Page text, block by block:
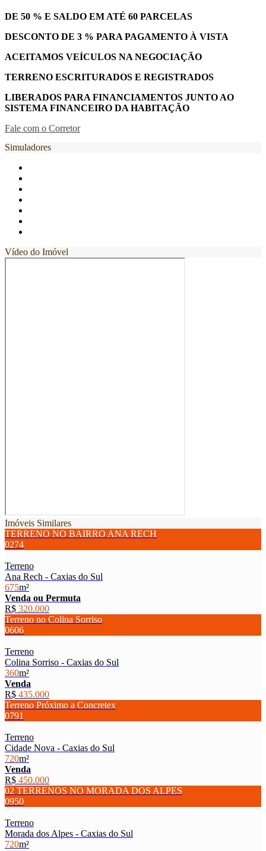
DE 50 % E SALDO EM ATÉ 60 PARCELAS
DESCONTO DE 3 % PARA PAGAMENTO À VISTA
ACEITAMOS VEÍCULOS NA NEGOCIAÇÃO
TERRENO ESCRITURADOS E REGISTRADOS
LIBERADOS PARA FINANCIAMENTOS JUNTO AO
SISTEMA FINANCEIRO DA HABITAÇÃO
Fale com o Corretor
Simuladores
Vídeo do Imóvel
Imóveis Similares
TERRENO NO BAIRRO ANA RECH
0274
Terreno
Ana Rech - Caxias do Sul
675m²
Venda ou Permuta
R$ 320.000
Terreno no Colina Sorriso
0606
Terreno
Colina Sorriso - Caxias do Sul
360m²
Venda
R$ 435.000
Terreno Próximo a Concretex
0791
Terreno
Cidade Nova - Caxias do Sul
720m²
Venda
R$ 450.000
02 TERRENOS NO MORADA DOS ALPES
0950
Terreno
Morada dos Alpes - Caxias do Sul
720m²